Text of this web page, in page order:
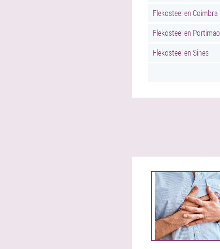
Flekosteel en Coimbra
Flekosteel en Portimao
Flekosteel en Sines